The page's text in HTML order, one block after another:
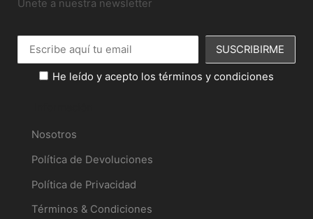
Únete a nuestra newsletter
He leído y acepto los términos y condiciones
Nosotros
Política de Devoluciones
Política de Privacidad
Términos & Condiciones